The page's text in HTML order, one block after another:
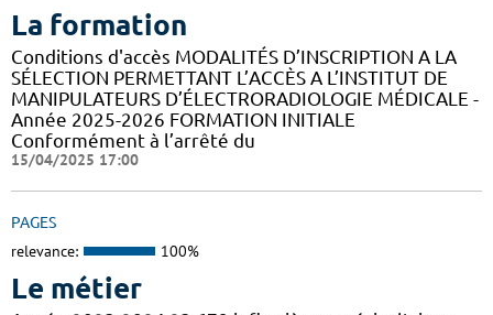
La formation
Conditions d'accès MODALITÉS D’INSCRIPTION A LA
SÉLECTION PERMETTANT L’ACCÈS A L’INSTITUT DE
MANIPULATEURS D’ÉLECTRORADIOLOGIE MÉDICALE -
Année 2025-2026 FORMATION INITIALE
Conformément à l’arrêté du
15/04/2025 17:00
PAGES
relevance: 100%
Le métier